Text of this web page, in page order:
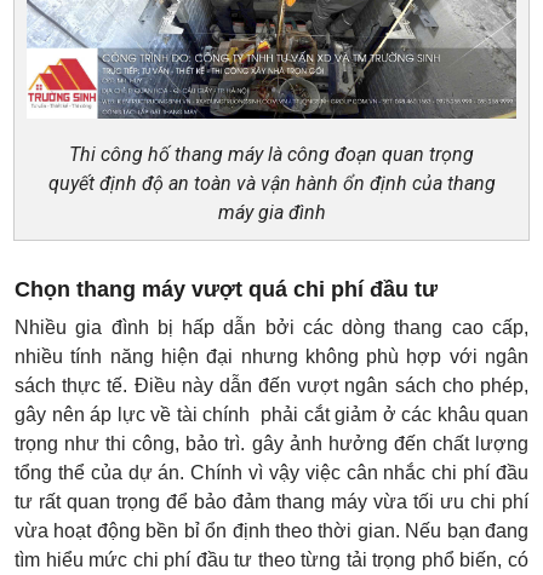
Thi công hố thang máy là công đoạn quan trọng
quyết định độ an toàn và vận hành ổn định của thang
máy gia đình
Chọn thang máy vượt quá chi phí đầu tư
Nhiều gia đình bị hấp dẫn bởi các dòng thang cao cấp,
nhiều tính năng hiện đại nhưng không phù hợp với ngân
sách thực tế. Điều này dẫn đến vượt ngân sách cho phép,
gây nên áp lực về tài chính phải cắt giảm ở các khâu quan
trọng như thi công, bảo trì. gây ảnh hưởng đến chất lượng
tổng thể của dự án. Chính vì vậy việc cân nhắc chi phí đầu
tư rất quan trọng để bảo đảm thang máy vừa tối ưu chi phí
vừa hoạt động bền bỉ ổn định theo thời gian. Nếu bạn đang
tìm hiểu mức chi phí đầu tư theo từng tải trọng phổ biến, có